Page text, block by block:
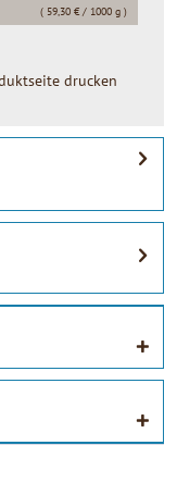
( 59,30 € / 1000 g )
drucken